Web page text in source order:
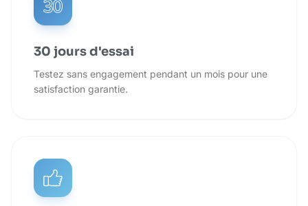
30 jours d'essai
Testez sans engagement pendant un mois pour une
satisfaction garantie.